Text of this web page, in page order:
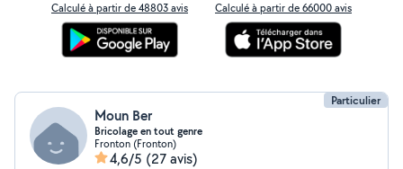
Calculé à partir de 48803 avis Calculé à partir de 66000 avis
Particulier
Moun Ber
Bricolage en tout genre
Fronton (Fronton)
4,6/5 (27 avis)